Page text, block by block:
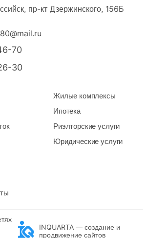
пр-кт Дзержинского, 156Б
70
30
Жилые комплексы
Ипотека
Риэлторские услуги
Юридические услуги
INQUARTA — создание и
продвижение сайтов